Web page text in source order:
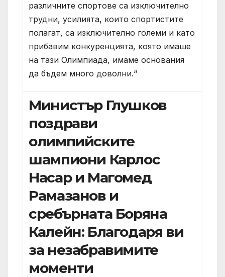
различните спортове са изключително
трудни, усилията, които спортистите
полагат, са изключително големи и като
прибавим конкуренцията, която имаше
на тази Олимпиада, имаме основания
да бъдем много доволни.“
Министър Глушков
поздрави
олимпийските
шампиони Карлос
Насар и Магомед
Рамазанов и
сребърната Боряна
Калейн: Благодаря ви
за незабравимите
моменти